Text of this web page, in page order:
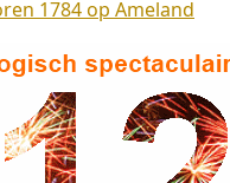
1784 op Ameland